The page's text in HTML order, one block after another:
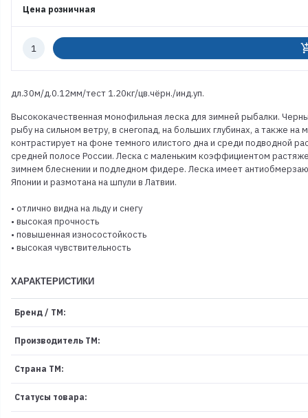
Цена розничная
Количество
дл.30м/д.0.12мм/тест 1.20кг/цв.чёрн./инд.уп.
Высококачественная монофильная леска для зимней рыбалки.
рыбу на сильном ветру, в снегопад, на больших глубинах, а также
контрастирует на фоне темного илистого дна и среди подводной
средней полосе России. Леска с маленьким коэффициентом
зимнем блеснении и подледном фидере. Леска имеет
Японии и размотана на шпули в Латвии.
• отлично видна на льду и снегу
• высокая прочность
• повышенная износостойкость
• высокая чувствительность
ХАРАКТЕРИСТИКИ
Бренд / ТМ:
Производитель ТМ:
Страна ТМ:
Статусы товара: